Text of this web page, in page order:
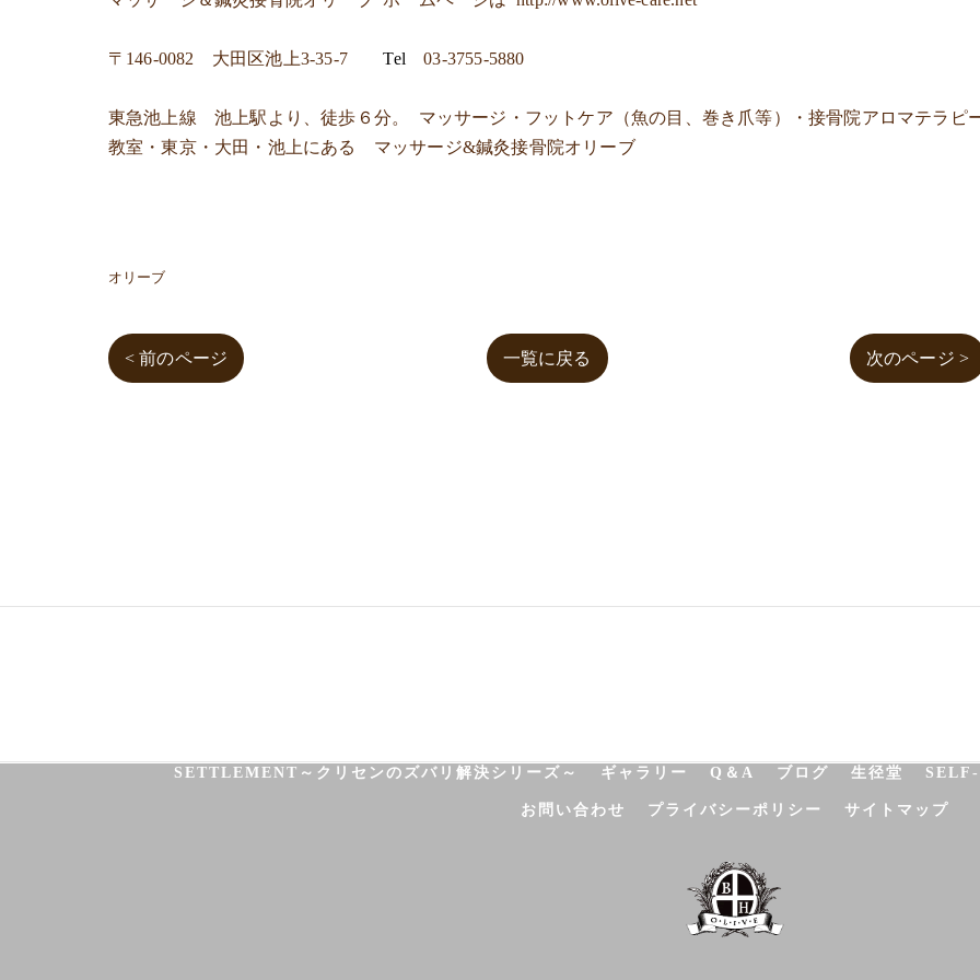
〒 146-0082 大田区池上3-35-7 Tel03-3755-5880
東急池上線 池上駅より、徒歩６分。 マッサージ・フットケア（魚の目、巻き爪等）・接骨院アロマテラピ
教室・東京・大田・池上にある マッサージ&鍼灸接骨院オリーブ
オリーブ
< 前のページ 一覧に戻る 次のページ >
SETTLEMENT～クリセンのズバリ解決シリーズ～ ギャラリー Q＆A ブログ 生径堂
お問い合わせ プライバシーポリシー サイトマップ